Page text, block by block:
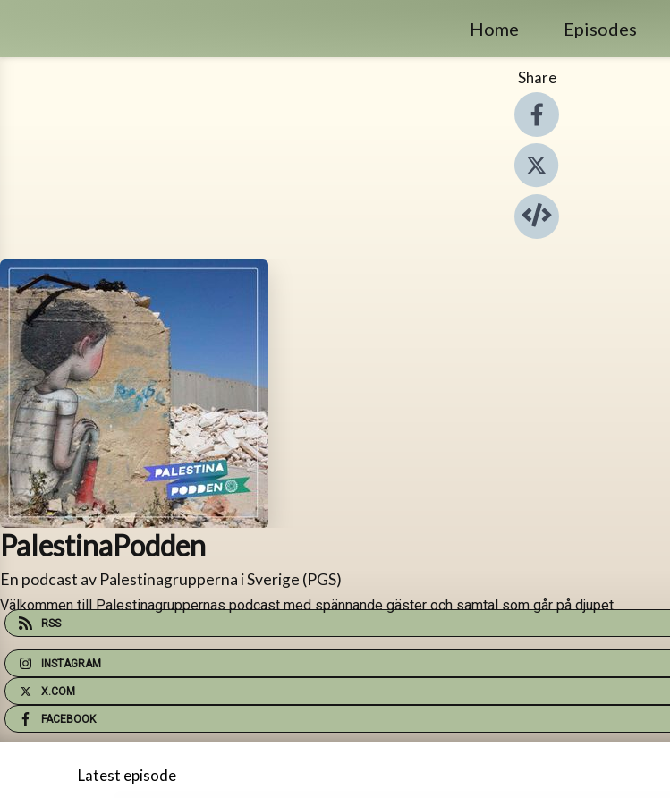
Home Episodes
Share
PalestinaPodden
En podcast av Palestinagrupperna i Sverige (PGS)
Välkommen till Palestinagruppernas podcast med spännande gäster och samtal som går på djupet.
RSS
INSTAGRAM
X.COM
FACEBOOK
Latest episode